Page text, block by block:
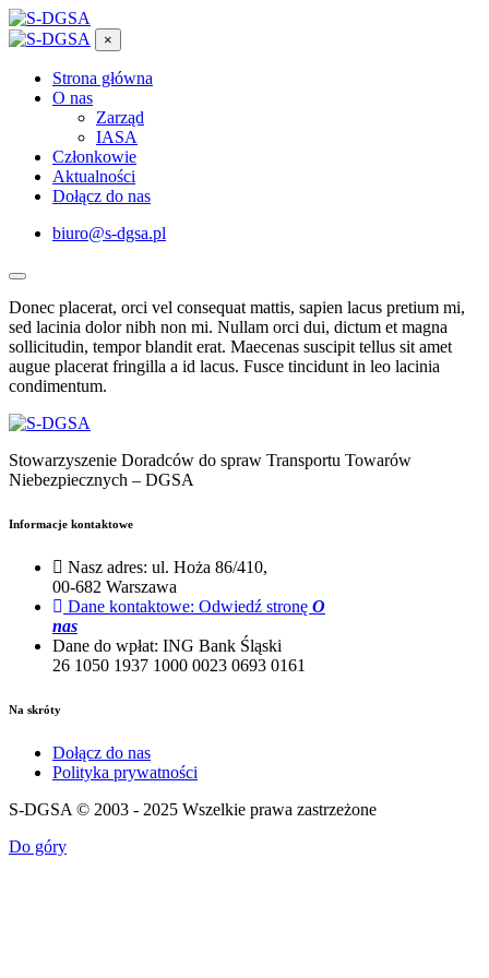
×
Strona główna
O nas
Zarząd
IASA
Członkowie
Aktualności
Dołącz do nas
biuro@s-dgsa.pl
Donec placerat, orci vel consequat mattis, sapien lacus pretium mi,
sed lacinia dolor nibh non mi. Nullam orci dui, dictum et magna
sollicitudin, tempor blandit erat. Maecenas suscipit tellus sit amet
augue placerat fringilla a id lacus. Fusce tincidunt in leo lacinia
condimentum.
Stowarzyszenie Doradców do spraw Transportu Towarów
Niebezpiecznych – DGSA
Informacje kontaktowe
Nasz adres: ul. Hoża 86/410,
00-682 Warszawa
Dane kontaktowe: Odwiedź stronę O
nas
Dane do wpłat: ING Bank Śląski
26 1050 1937 1000 0023 0693 0161
Na skróty
Dołącz do nas
Polityka prywatności
S-DGSA © 2003 - 2025 Wszelkie prawa zastrzeżone
Do góry